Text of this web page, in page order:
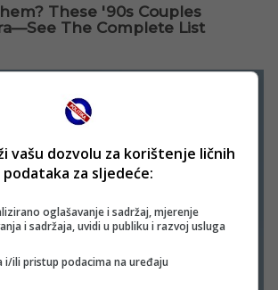
vašu dozvolu za korištenje ličnih
podataka za sljedeće:
oglašavanje i sadržaj, mjerenje
i sadržaja, uvidi u publiku i razvoj usluga
i/ili pristup podacima na uređaju